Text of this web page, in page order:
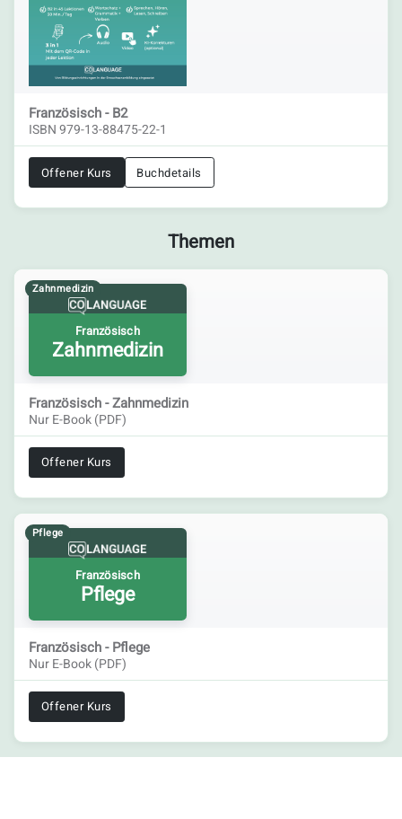
Französisch - B2
ISBN 979-13-88475-22-1
Offener Kurs Buchdetails
Themen
Zahnmedizin
Französisch
Zahnmedizin
Französisch - Zahnmedizin
Nur E-Book (PDF)
Offener Kurs
Pflege
Französisch
Pflege
Französisch - Pflege
Nur E-Book (PDF)
Offener Kurs